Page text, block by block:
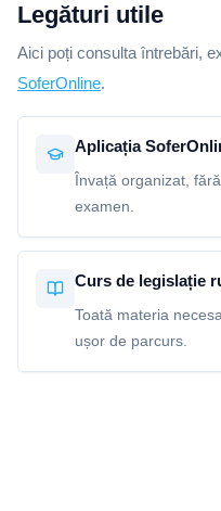
Legături utile
Aici poți consulta întrebări,
SoferOnline.
Aplicația
Învață organizat,
examen.
Curs de legislație
Toată materia
ușor de parcurs.